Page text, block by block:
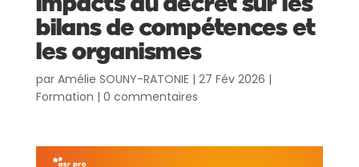
bilans de compétences et
les organismes
par Amélie SOUNY-RATONIE | 27 Fév 2026 |
Formation | 0 commentaires